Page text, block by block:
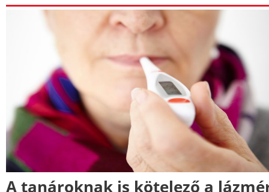
A tanároknak is kötelező a